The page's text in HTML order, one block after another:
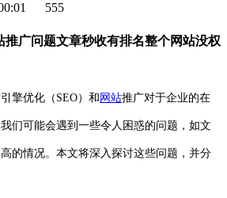
555
推广问题文章秒收有排名整个网站没权
擎优化（SEO）和 网站推广对于企业的在
们可能会遇到一些令人困惑的问题，如文
的情况。本文将深入探讨这些问题，并分